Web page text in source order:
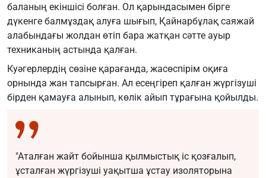
баланың екіншісі болған. Ол қарындасымен бірге
дүкенге балмұздақ алуға шығып, Қайнарбұлақ саяжай
алабындағы жолдан өтіп бара жатқан сәтте ауыр
техниканың астында қалған.
Куәгерлердің сөзіне қарағанда, жасөспірім оқиға
орнында жан тапсырған. Ал есеңгіреп қалған жүргізуші
бірден қамауға алынып, көлік айып тұрағына қойылды.
"Аталған жайт бойынша қылмыстық іс қозғалып,
ұсталған жүргізуші уақытша ұстау изоляторына